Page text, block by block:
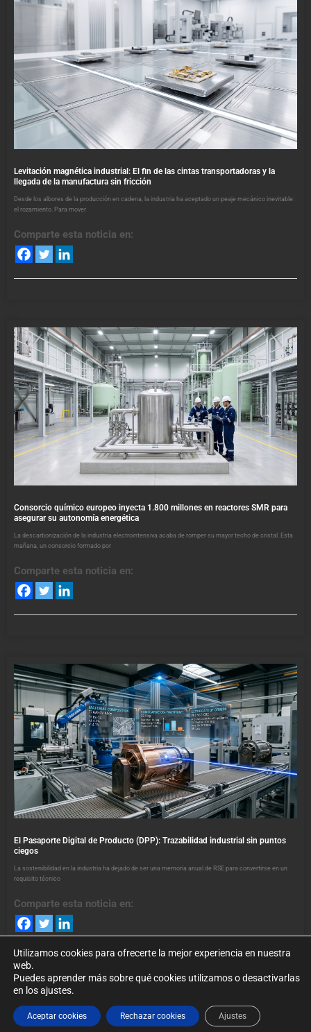
Levitación magnética industrial: El fin de las cintas transportadoras y la
llegada de la manufactura sin fricción
Desde los albores de la producción en cadena, la industria ha aceptado un peaje mecánico inevitable:
el rozamiento. Para mover
Comparte esta noticia en:
Consorcio químico europeo inyecta 1.800 millones en reactores SMR para
asegurar su autonomía energética
La descarbonización de la industria electrointensiva acaba de romper su mayor techo de cristal. Esta
mañana, un consorcio formado por
Comparte esta noticia en:
El Pasaporte Digital de Producto (DPP): Trazabilidad industrial sin puntos
ciegos
La sostenibilidad en la industria ha dejado de ser una memoria anual de RSE para convertirse en un
requisito técnico
Comparte esta noticia en:
©2024. foroindustria40.es Todos los Derechos Reservados. Puede
conocer nuestrapolítica de privacidad.
Utilizamos cookies para ofrecerte la mejor experiencia en nuestra
web.
Puedes aprender más sobre qué cookies utilizamos o desactivarlas
en los ajustes.
Aceptar cookies Rechazar cookies Ajustes